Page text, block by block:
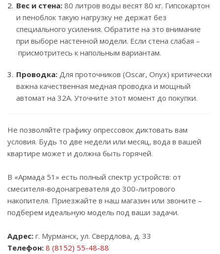
Вес и стена: 80 литров воды весят 80 кг. Гипсокартон
и пеноблок такую нагрузку не держат без
специального усиления. Обратите на это внимание
при выборе настенной модели. Если стена слабая –
присмотритесь к напольным вариантам.
Проводка: Для проточников (Oscar, Onyx) критически
важна качественная медная проводка и мощный
автомат на 32А. Уточните этот момент до покупки.
Не позволяйте графику опрессовок диктовать вам
условия. Будь то две недели или месяц, вода в вашей
квартире может и должна быть горячей.
В «Армада 51» есть полный спектр устройств: от
смесителя-водонагревателя до 300-литрового
накопителя. Приезжайте в наш магазин или звоните –
подберем идеальную модель под ваши задачи.
Адрес: г. Мурманск, ул. Свердлова, д. 33
Телефон: 8 (8152) 55-48-88